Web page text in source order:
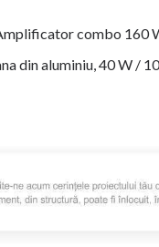
combo 160
din aluminiu, 40 W /